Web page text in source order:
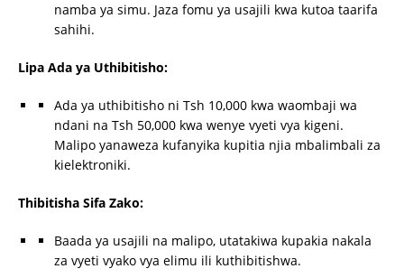
namba ya simu. Jaza fomu ya usajili kwa kutoa taarifa
sahihi.
Lipa Ada ya Uthibitisho:
Ada ya uthibitisho ni Tsh 10,000 kwa waombaji wa
ndani na Tsh 50,000 kwa wenye vyeti vya kigeni.
Malipo yanaweza kufanyika kupitia njia mbalimbali za
kielektroniki.
Thibitisha Sifa Zako:
Baada ya usajili na malipo, utatakiwa kupakia nakala
za vyeti vyako vya elimu ili kuthibitishwa.